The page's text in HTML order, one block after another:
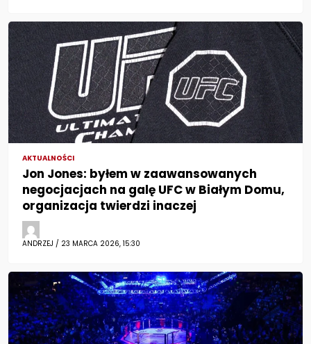
AKTUALNOŚCI
Jon Jones: byłem w zaawansowanych
negocjacjach na galę UFC w Białym Domu,
organizacja twierdzi inaczej
ANDRZEJ / 23 MARCA 2026, 15:30